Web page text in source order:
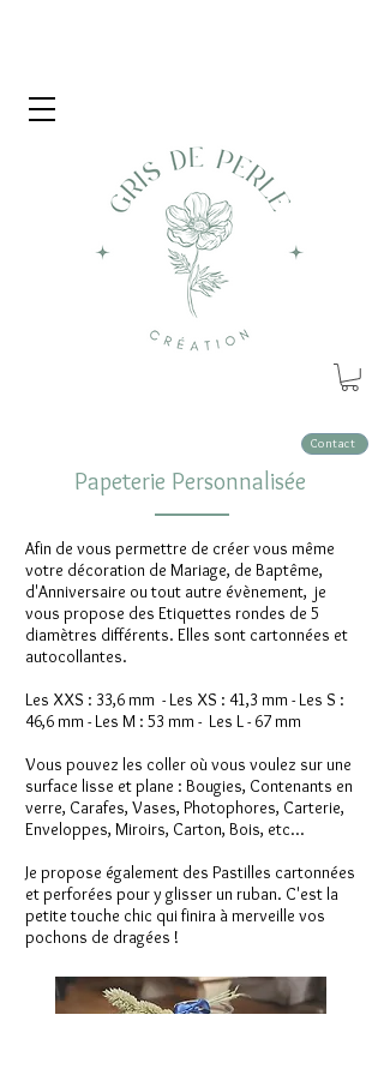
Contact
Papeterie Personnalisée
Afin de vous permettre de créer vous même
votre décoration de Mariage, de Baptême,
d'Anniversaire ou tout autre évènement, je
vous propose des Etiquettes rondes de 5
diamètres différents. Elles sont cartonnées et
autocollantes.
Les XXS : 33,6 mm - Les XS : 41,3 mm - Les S :
46,6 mm - Les M : 53 mm - Les L - 67 mm
Vous pouvez les coller où vous voulez sur une
surface lisse et plane : Bougies, Contenants en
verre, Carafes, Vases, Photophores, Carterie,
Enveloppes, Miroirs, Carton, Bois, etc...
Je propose également des Pastilles cartonnées
et perforées pour y glisser un ruban. C'est la
petite touche chic qui finira à merveille vos
pochons de dragées !